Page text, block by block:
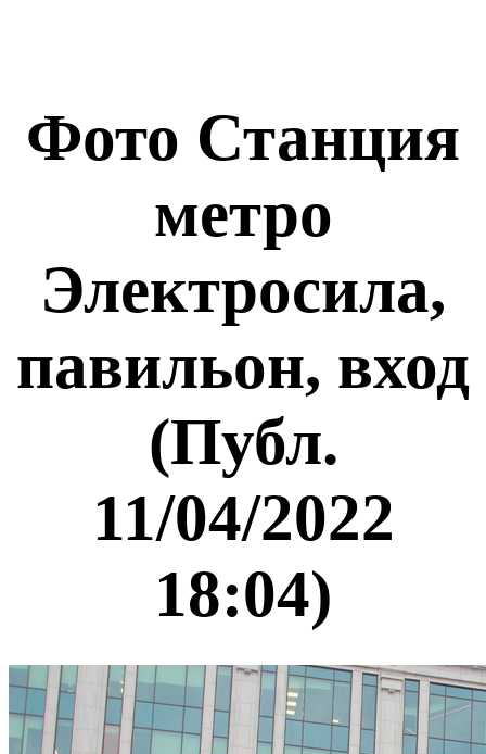
Фото Станция
метро
Электросила,
павильон, вход
(Публ.
11/04/2022
18:04)